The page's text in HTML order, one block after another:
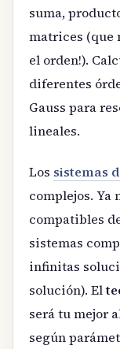
suma,
matrices (que
el orden!).
diferentes
Gauss para
lineales.
Los sistemas
complejos. Ya
compatibles
sistemas
infinitas
solución). El
será tu mejor
según